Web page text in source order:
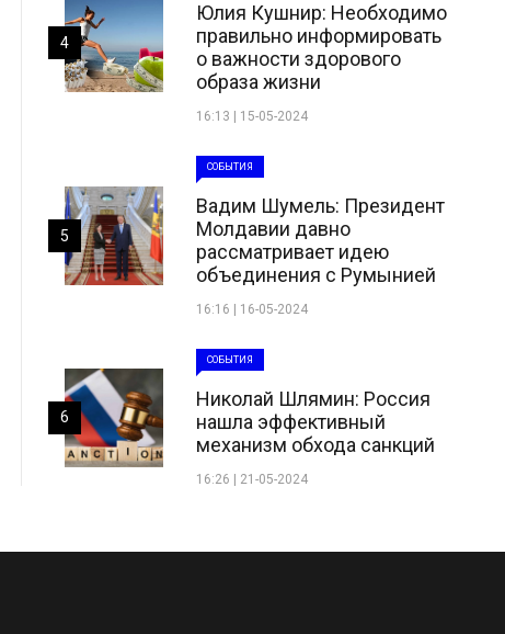
Юлия Кушнир: Необходимо
правильно информировать
о важности здорового
образа жизни
16:13 | 15-05-2024
4
СОБЫТИЯ
Вадим Шумель: Президент
Молдавии давно
рассматривает идею
объединения с Румынией
16:16 | 16-05-2024
5
СОБЫТИЯ
Николай Шлямин: Россия
нашла эффективный
механизм обхода санкций
16:26 | 21-05-2024
6